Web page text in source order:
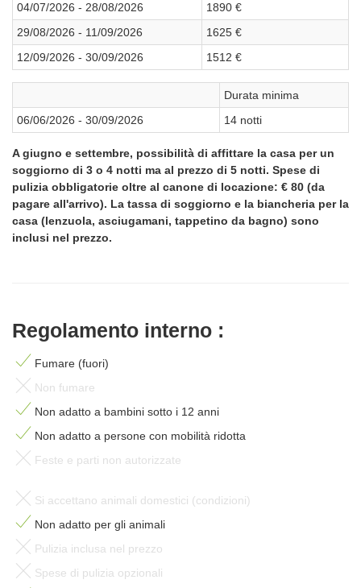
04/07/2026 - 28/08/2026
1890 €
29/08/2026 - 11/09/2026
1625 €
12/09/2026 - 30/09/2026
1512 €
Durata minima
06/06/2026 - 30/09/2026
14 notti
A giugno e settembre, possibilità di affittare la casa per un
soggiorno di 3 o 4 notti ma al prezzo di 5 notti. Spese di
pulizia obbligatorie oltre al canone di locazione: € 80 (da
pagare all'arrivo). La tassa di soggiorno e la biancheria per la
casa (lenzuola, asciugamani, tappetino da bagno) sono
inclusi nel prezzo.
Regolamento interno :
Fumare (fuori)
Non fumare
Non adatto a bambini sotto i 12 anni
Non adatto a persone con mobilità ridotta
Feste e parti non autorizzate
Si accettano animali domestici (condizioni)
Non adatto per gli animali
Pulizia inclusa nel prezzo
Spese di pulizia opzionali